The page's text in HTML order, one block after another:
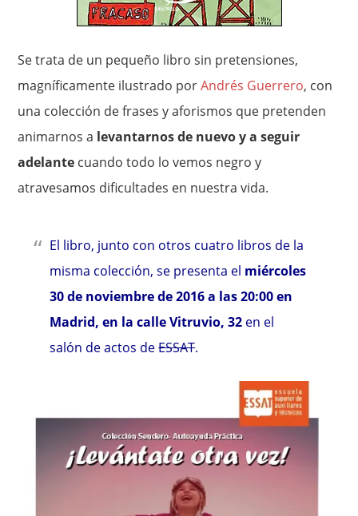
Se trata de un pequeño libro sin pretensiones,
magníficamente ilustrado porAndrés Guerrero, con
una colección de frases y aforismos que pretenden
animarnos a levantarnos de nuevo y a seguir
adelante cuando todo lo vemos negro y
atravesamos dificultades en nuestra vida.
El libro, junto con otros cuatro libros de la
misma colección, se presenta el miércoles
30 de noviembre de 2016 a las 20:00 en
Madrid, en la calle Vitruvio, 32 en el
salón de actos deESSAT.